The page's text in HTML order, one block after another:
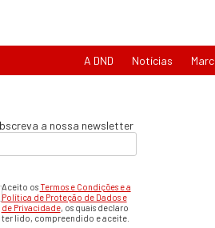
A DND Notícias
a nossa newsletter
Aceito osTermos e Condições e a
Política de Proteção de Dados e
de Privacidade, os quais declaro
ter lido, compreendido e aceite.